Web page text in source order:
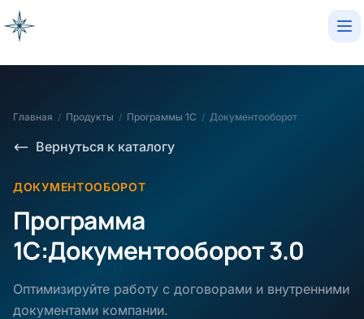
Главная / Продукты / Программы 1С / Документооборот
Вернуться к каталогу
ДОКУМЕНТООБОРОТ
Программа
1С:Документооборот 3.0
Оптимизируйте работу с договорами и внутренними
документами компании.